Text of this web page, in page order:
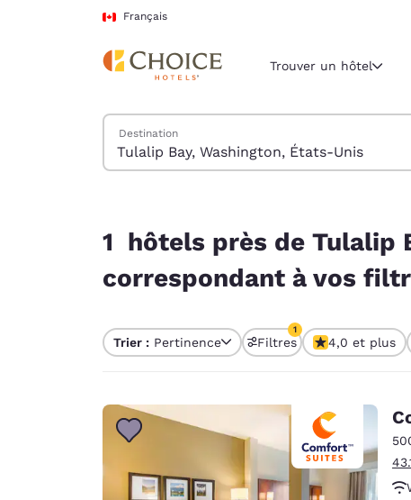
Passer à Contenu Principal
Français
Région et
Amériques
United
América
Canada
Europe
Trouver un hôtel
Trouver des hôtels
Destination
1 hôtels près de Tulalip
correspondant à vos
Trier : Pertinence Filtres
1
1 filtre actuellement
4,0 et plus